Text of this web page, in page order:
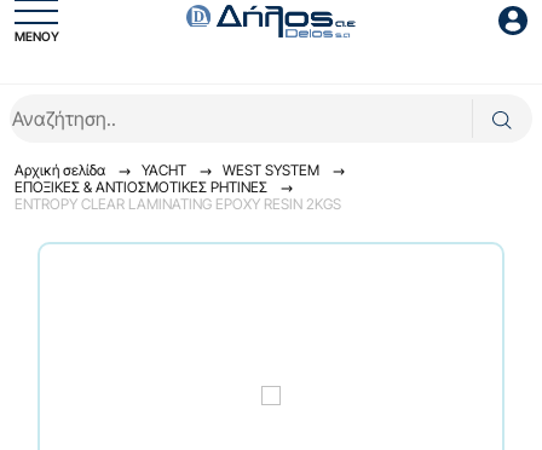
ΜΕΝΟΥ
Αρχική σελίδα YACHT
WEST SYSTEM
ΕΠΟΞΙΚΕΣ & ΑΝΤΙΟΣΜΟΤΙΚΕΣ ΡΗΤΙΝΕΣ
ENTROPY CLEAR LAMINATING EPOXY RESIN 2KGS